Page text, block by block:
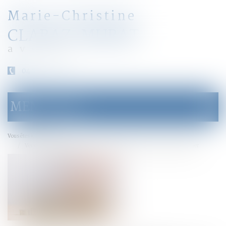
Marie-Christine
CLARAZ-MURAT
avocat
le
menu
MENU
Vous êtes ici :